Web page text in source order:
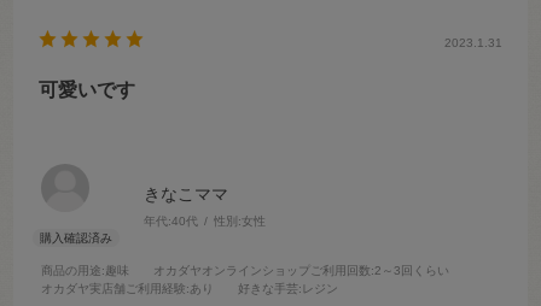
きなこママ
年代:40代 性別:女性
商品の用途:趣味 オカダヤオンラインショップご利用回数:2～3回くらい
オカダヤ実店舗ご利用経験:あり 好きな手芸:レジン
2023.1.31
可愛いです